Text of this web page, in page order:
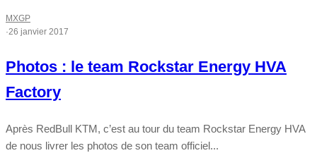
MXGP
·26 janvier 2017
Photos : le team Rockstar Energy HVA
Factory
Après RedBull KTM, c’est au tour du team Rockstar Energy HVA
de nous livrer les photos de son team officiel...